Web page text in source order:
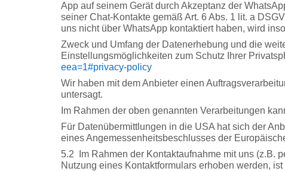
App auf seinem Gerät durch Akzeptanz der
seiner Chat-Kontakte gemäß Art. 6 Abs. 1 lit. a
uns nicht über WhatsApp kontaktiert haben, wird
Zweck und Umfang der Datenerhebung und die
Einstellungsmöglichkeiten zum Schutz Ihrer
eea=1#privacy-policy
Wir haben mit dem Anbieter einen
untersagt.
Im Rahmen der oben genannten Verarbeitungen
Für Datenübermittlungen in die USA hat sich der
eines Angemessenheitsbeschlusses der
5.2
Im Rahmen der Kontaktaufnahme mit uns (z.B.
Nutzung eines Kontaktformulars erhoben werden,